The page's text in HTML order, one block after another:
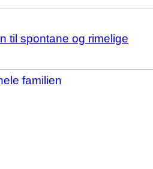
til spontane og rimelige